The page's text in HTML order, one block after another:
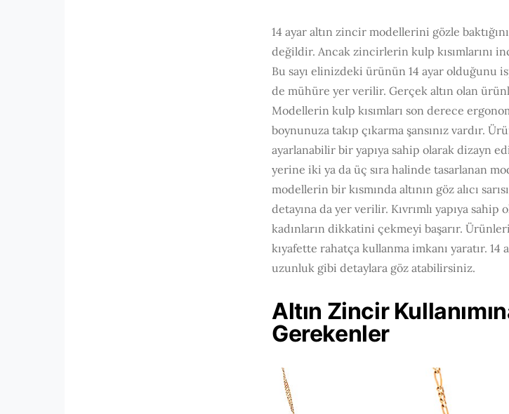
14 ayar altın zincir modellerini gözle
değildir. Ancak zincirlerin kulp kısımlarını
Bu sayı elinizdeki ürünün 14 ayar olduğunu
de mühüre yer verilir. Gerçek altın olan
Modellerin kulp kısımları son derece
boynunuza takıp çıkarma şansınız vardır.
ayarlanabilir bir yapıya sahip olarak dizayn
yerine iki ya da üç sıra halinde tasarlanan
modellerin bir kısmında altının göz alıcı
detayına da yer verilir. Kıvrımlı yapıya
kadınların dikkatini çekmeyi başarır.
kıyafette rahatça kullanma imkanı yaratır.
uzunluk gibi detaylara göz atabilirsiniz.
Altın Zincir
Gerekenler